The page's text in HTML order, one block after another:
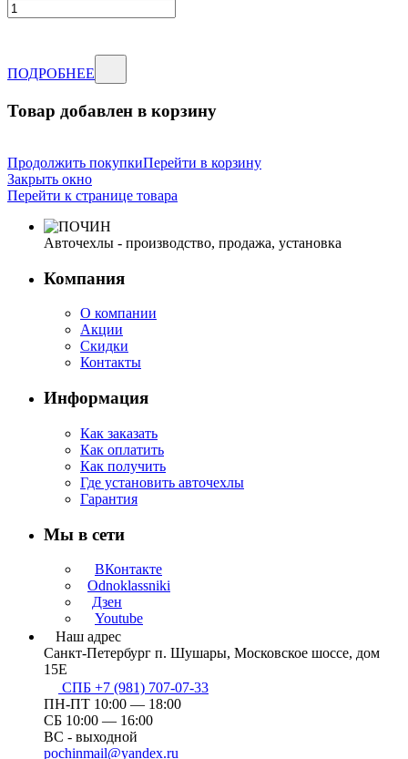
ПОДРОБНЕЕ
Товар добавлен в корзину
Продолжить покупкиПерейти в корзину
Закрыть окно
Перейти к странице товара
Авточехлы - производство, продажа, установка
Компания
О компании
Акции
Скидки
Контакты
Информация
Как заказать
Как оплатить
Как получить
Где установить авточехлы
Гарантия
Мы в сети
ВКонтакте
Odnoklassniki
Дзен
Youtube
Наш адрес
Санкт-Петербург п. Шушары, Московское шоссе, дом
15Е
СПБ +7 (981) 707-07-33
ПН-ПТ 10:00 — 18:00
СБ 10:00 — 16:00
ВС - выходной
pochinmail@yandex.ru